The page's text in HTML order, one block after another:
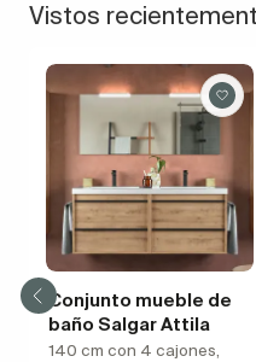
Vistos
Conjunto mueble de
baño Salgar Attila
140 cm con 4 cajones,